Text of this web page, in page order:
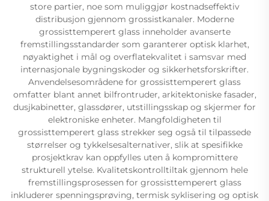
store partier, noe som muliggjør kostnadseffektiv
distribusjon gjennom grossistkanaler. Moderne
grossisttemperert glass inneholder avanserte
fremstillingsstandarder som garanterer optisk klarhet,
nøyaktighet i mål og overflatekvalitet i samsvar med
internasjonale bygningskoder og sikkerhetsforskrifter.
Anvendelsesområdene for grossisttemperert glass
omfatter blant annet bilfrontruder, arkitektoniske fasader,
dusjkabinetter, glassdører, utstillingsskap og skjermer for
elektroniske enheter. Mangfoldigheten til
grossisttemperert glass strekker seg også til tilpassede
størrelser og tykkelsesalternativer, slik at spesifikke
prosjektkrav kan oppfylles uten å kompromittere
strukturell ytelse. Kvalitetskontrolltiltak gjennom hele
fremstillingsprosessen for grossisttemperert glass
inkluderer spenningsprøving, termisk syklisering og optisk